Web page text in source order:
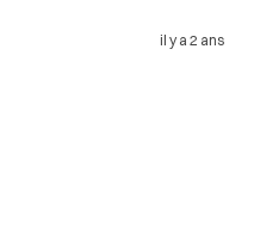
il y a 2 ans